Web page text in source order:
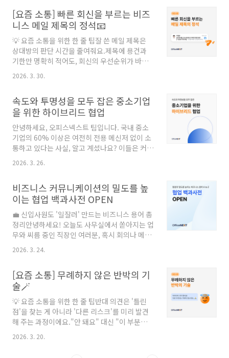
면 브라우저 상단바에 오피스패스워드 아이콘을
추가할..
그대로 '디지털 전환'을 의미합니다. 다만 DX는
단순히 '디지털 기술 도입'을 의미하는 것이 아닌,
디지털 기술과 인프라를 활용해 기업 문화와 업
무 환경 전반을 혁신해 나가는 것을 의미합니다.
🤔 중소기업의 디지털 전환(DX), 막막하다면?대
부분의 업무를 디지털 툴이나 플랫폼을 통해 처
리하고 있는 요즘, DX는 기업의 생존을 가르는 필
업..
[요즘 소통] 빠른 회신을 부르는 비즈
니스 메일 제목의 정석📧
💡 요즘 소통을 위한 한 줄 팁잘 쓴 메일 제목은
상대방의 판단 시간을 줄여줘요.제목에 용건과
기한만 명확히 적어도, 회신의 우선순위가 바뀔
거예요. 출근하자마자 수신함을 가득 채운 메일
리스트를 보면 '이걸 다 언제 확인하지?' 하는 피
내용 파악을 위해 반드시 클릭을 해야만 하는데
요.이러한 '불필요한 클릭'이 반복될수록 업무 집
중도는 떨어지고, 정작 중요한 메일은 뒤로 밀릴
수밖에 없어요.| 현상 스케치: 제목에 용건이 없
으면 읽기가 망설여져요🙈협업툴과 메신저가 일
상이 된 업무 환경에서, 메일은 이제 공식적인 기
록이나 비중 있는 의사결정을 위해 사용돼요.따
방의 업무 효율을 저해하는 요인이 될 수 있답니
다.그래서..
2026. 3. 30.
속도와 투명성을 모두 잡은 중소기업
을 위한 하이브리드 협업
안녕하세요, 오피스넥스트 팀입니다. 국내 중소
기업의 60% 이상은 여전히 전용 메신저 없이 소
통하고 있다는 사실, 알고 계셨나요? 이들은 커뮤
니케이션 시 주로 이메일과 그룹웨어 게시판, 전
화 등을 활용하는데, 즉각적인 소통이 어렵고 중
비즈니스 커뮤니케이션에서 가장 중요한 '속
도'와 '투명성'이라는 두 마리 토끼를 모두 놓치고
있는 셈이죠. 이에 대한 현실적인 해결책으로, 메
신저와 게시판, 전자결재 시스템을 결합한 하이
브리드 커뮤니케이션 툴이 최적의 대안으로 떠오
르고 있습니다.✔️ 현황과 문제점: 메신저 사용률
38.5%가 말하는 것 국내 200개 중소기업을 대
58%에 달하는 반면, 메신저나 협업툴 사용률은
38...
2026. 3. 26.
비즈니스 커뮤니케이션의 밀도를 높
이는 협업 백과사전 OPEN
💼 신입사원도 '일잘러' 만드는 비즈니스 용어 총
정리안녕하세요! 오늘도 사무실에서 쏟아지는 업
무와 씨름 중인 직장인 여러분, 혹시 회의나 메신
저에서 이런 말 듣고 당황하신 적 없나요? "김대
리님, 이 문서 아삽(ASAP)으로 확인해서 회신 주
분명 한국말인데 마치 외계어처럼 들리는 비즈니
스 용어들. 정확한 뜻을 몰라 검색창을 몰래 두드
려본 경험, 다들 한 번쯤은 있으실 거예요. 하지만
걱정 마세요. 용어의 의미만 제대로 파악해도 커
뮤니케이션의 밀도가 달라지고, 업무 효율은 수
직 상승하니까요. 🚀 오늘은 여러분을 독보적인
'일잘러'로 만들어 줄 오픈 소식을 가져왔습니다.
2026. 3. 24.
[요즘 소통] 무례하지 않은 반박의 기
술🪄
💡 요즘 소통을 위한 한 줄 팁반대 의견은 '틀린
점'을 찾는 게 아니라 '다른 리스크'를 미리 발견
해 주는 과정이에요."안 돼요" 대신 "이 부분은
놓칠까 봐 걱정돼요"라고 주어를 바꿔보세요.
"아... 그건 좀 아닌 것 같은데..." 😅 회의 중에 이
2026. 3. 20.